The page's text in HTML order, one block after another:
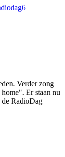
Verder zong
Er staan nu
de RadioDag